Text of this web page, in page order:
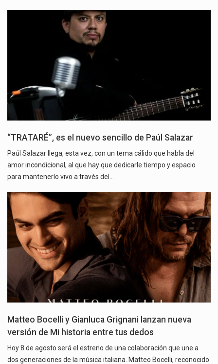
“TRATARÉ”, es el nuevo sencillo de Paúl Salazar
Paúl Salazar llega, esta vez, con un tema cálido que habla del
amor incondicional, al que hay que dedicarle tiempo y espacio
para mantenerlo vivo a través del…
Matteo Bocelli y Gianluca Grignani lanzan nueva
versión de Mi historia entre tus dedos
Hoy 8 de agosto será el estreno de una colaboración que une a
dos generaciones de la música italiana. Matteo Bocelli, reconocido